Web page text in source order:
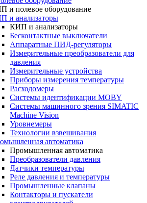
и полевое оборудование
и анализаторы
КИП и анализаторы
Бесконтактные выключатели
Аппаратные ПИД-регуляторы
Измерительные преобразователи для
давления
Измерительные устройства
Приборы измерения температуры
Расходомеры
Системы идентификации MOBY
Системы машинного зрения SIMATIC
Machine Vision
Уровнемеры
Технологии взвешивания
автоматика
Промышленная автоматика
Преобразователи давления
Датчики температуры
Реле давления и температуры
Промышленные клапаны
Контакторы и пускатели